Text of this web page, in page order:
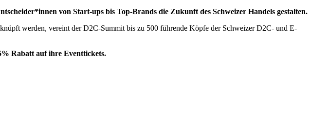
von Start-ups bis Top-Brands die Zukunft des Schweizer Handels gestalten.
werden, vereint der D2C-Summit bis zu 500 führende Köpfe der Schweizer D2C- und E-
Rabatt auf ihre Eventtickets.